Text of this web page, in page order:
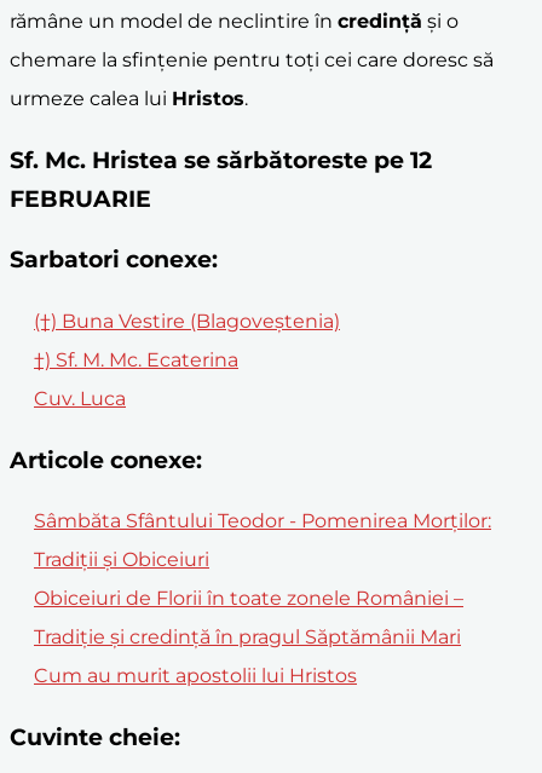
rămâne un model de neclintire în credință și o
chemare la sfințenie pentru toți cei care doresc să
urmeze calea lui Hristos.
Sf. Mc. Hristea se sărbătoreste pe 12
FEBRUARIE
Sarbatori conexe:
(†) Buna Vestire (Blagoveștenia)
†) Sf. M. Mc. Ecaterina
Cuv. Luca
Articole conexe:
Sâmbăta Sfântului Teodor - Pomenirea Morților:
Tradiții și Obiceiuri
Obiceiuri de Florii în toate zonele României –
Tradiție și credință în pragul Săptămânii Mari
Cum au murit apostolii lui Hristos
Cuvinte cheie: